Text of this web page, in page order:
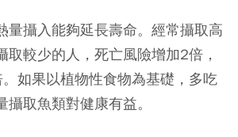
量攝入能夠延長壽命。經常攝取高
取較少的人，死亡風險增加2倍，
如果以植物性食物為基礎，多吃
取魚類對健康有益。